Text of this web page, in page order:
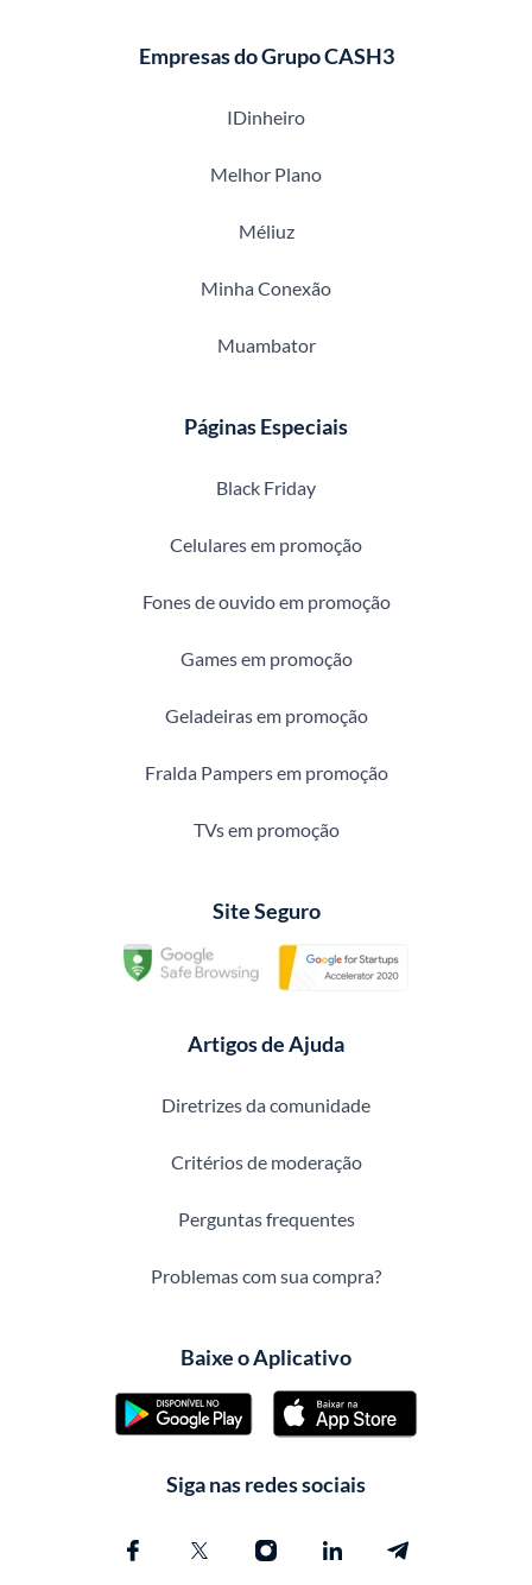
Empresas do Grupo CASH3
IDinheiro
Melhor Plano
Méliuz
Minha Conexão
Muambator
Páginas Especiais
Black Friday
Celulares em promoção
Fones de ouvido em promoção
Games em promoção
Geladeiras em promoção
Fralda Pampers em promoção
TVs em promoção
Site Seguro
Artigos de Ajuda
Diretrizes da comunidade
Critérios de moderação
Perguntas frequentes
Problemas com sua compra?
Baixe o Aplicativo
Siga nas redes sociais